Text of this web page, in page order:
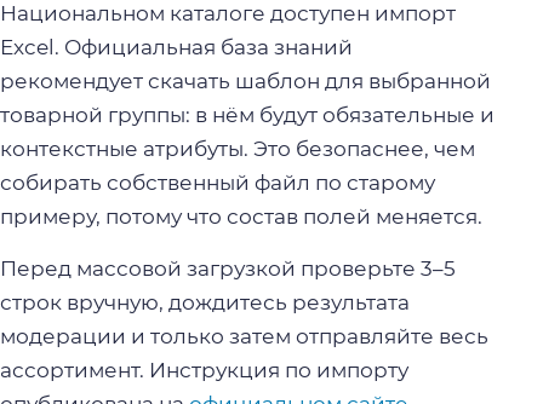
Национальном каталоге доступен импорт
Excel. Официальная база знаний
рекомендует скачать шаблон для выбранной
товарной группы: в нём будут обязательные и
контекстные атрибуты. Это безопаснее, чем
собирать собственный файл по старому
примеру, потому что состав полей меняется.
Перед массовой загрузкой проверьте 3–5
строк вручную, дождитесь результата
модерации и только затем отправляйте весь
ассортимент. Инструкция по импорту